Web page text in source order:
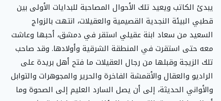
يبدئ الكاتب ويعيد تلك الأحوال المصاحبة للبدايات الأولى بين
قطبي البيئة النجدية القصيمية والعقيلات، انتهت بالزواج
السعيد من سعاد ابنة عقيلي استقر في دمشق، أحبها وعاشت
معه حتى استقرت في المنطقة الشرقية وأولادها. وقد صاحب
تلك الزيجة وقبلها من رجال العقيلات ما فتح أهل بريدة على
الراديو والعقال والأقمشة الفاخرة والحرير والمجوهرات والتوابل
والأواني الحديثة، إلى أن يصل السارد العليم إلى الصحوة وما